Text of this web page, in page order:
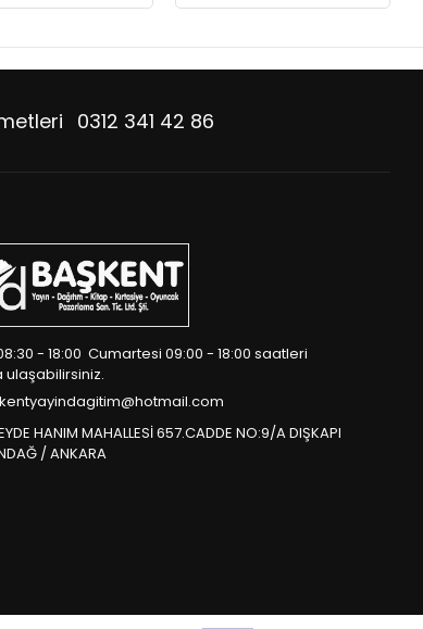
0312 341 42 86
- 18:00 Cumartesi 09:00 - 18:00 saatleri
ulaşabilirsiniz.
HANIM MAHALLESİ 657.CADDE NO:9/A DIŞKAPI
/ ANKARA